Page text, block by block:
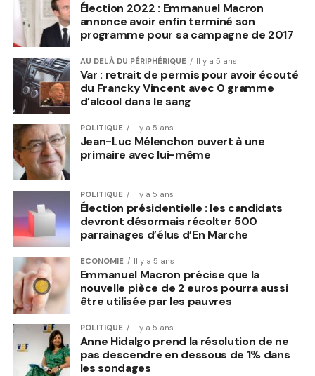
Élection 2022 : Emmanuel Macron
annonce avoir enfin terminé son
programme pour sa campagne de 2017
AU DELÀ DU PÉRIPHÉRIQUE Il y a 5 ans
Var : retrait de permis pour avoir écouté
du Francky Vincent avec 0 gramme
d’alcool dans le sang
POLITIQUE Il y a 5 ans
Jean-Luc Mélenchon ouvert à une
primaire avec lui-même
POLITIQUE Il y a 5 ans
Élection présidentielle : les candidats
devront désormais récolter 500
parrainages d’élus d’En Marche
ECONOMIE Il y a 5 ans
Emmanuel Macron précise que la
nouvelle pièce de 2 euros pourra aussi
être utilisée par les pauvres
POLITIQUE Il y a 5 ans
Anne Hidalgo prend la résolution de ne
pas descendre en dessous de 1% dans
les sondages